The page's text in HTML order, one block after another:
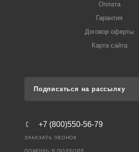
Оплата
Гарантия
Договор оферты
Карта сайта
Подписаться на рассылку
+7 (800)550-56-79
ЗАКАЗАТЬ ЗВОНОК
ПОМОЩЬ В ПОДБОРЕ